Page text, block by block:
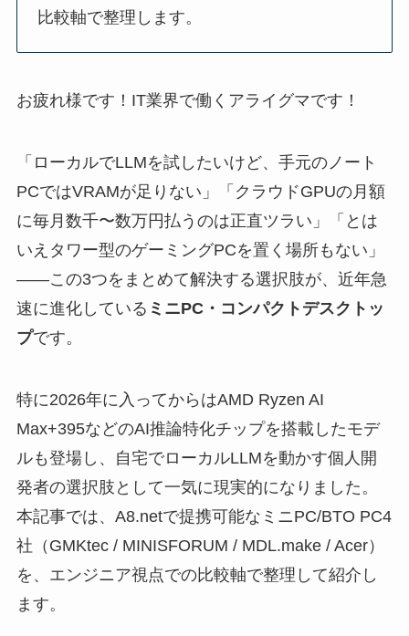
比較軸で整理します。
お疲れ様です！IT業界で働くアライグマです！
「ローカルでLLMを試したいけど、手元のノート
PCではVRAMが足りない」「クラウドGPUの月額
に毎月数千〜数万円払うのは正直ツラい」「とは
いえタワー型のゲーミングPCを置く場所もない」
——この3つをまとめて解決する選択肢が、近年急
速に進化している ミニPC・コンパクトデスクトッ
プです。
特に2026年に入ってからはAMD Ryzen AI
Max+395などのAI推論特化チップを搭載したモデ
ルも登場し、自宅でローカルLLMを動かす個人開
発者の選択肢として一気に現実的になりました。
本記事では、A8.netで提携可能なミニPC/BTO PC4
社（GMKtec / MINISFORUM / MDL.make / Acer）
を、エンジニア視点での比較軸で整理して紹介し
ます。